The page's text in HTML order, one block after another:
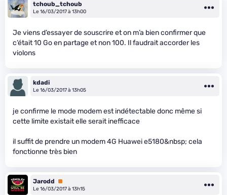
tchoub_tchoub
Le 16/03/2017 à 13h00
Je viens d’essayer de souscrire et on m’a bien confirmer que
c’était 10 Go en partage et non 100. Il faudrait accorder les
violons
kdadi
Le 16/03/2017 à 13h05
je confirme le mode modem est indétectable donc même si
cette limite existait elle serait inefficace
il suffit de prendre un modem 4G Huawei e5180&nbsp; cela
fonctionne très bien
Jarodd
Premium
Le 16/03/2017 à 13h15